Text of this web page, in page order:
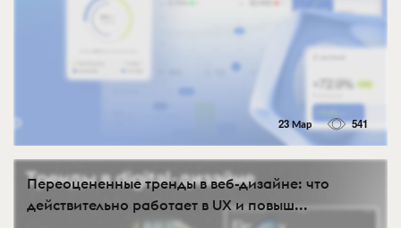
23 Мар 541
Переоцененные тренды в веб-дизайне: что
действительно работает в UX и повыш...